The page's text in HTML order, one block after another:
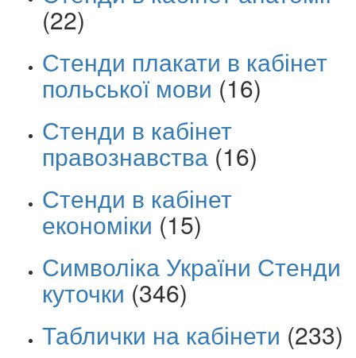
(22)
Стенди плакати в кабінет
польської мови (16)
Стенди в кабінет
правознавства (16)
Стенди в кабінет
економіки (15)
Символіка України Стенди
куточки (346)
Таблички на кабінети (233)